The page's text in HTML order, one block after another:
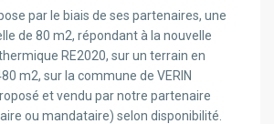
par le biais de ses partenaires, une
de 80 m2, répondant à la nouvelle
RE2020, sur un terrain en
m2, sur la commune de VERIN
et vendu par notre partenaire
ou mandataire) selon disponibilité.